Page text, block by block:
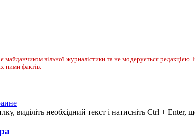
майданчиком вільної журналістики та не модерується редакцією.
ними фактів.
виділіть необхідний текст і натисніть Ctrl + Enter,